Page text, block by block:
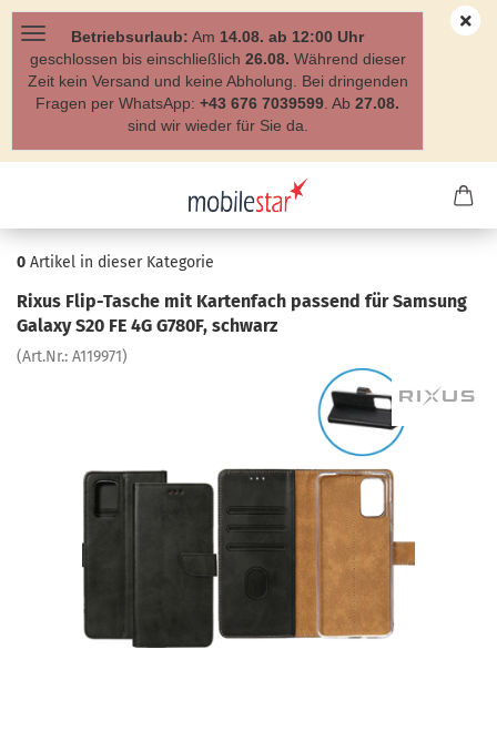
Betriebsurlaub: Am 14.08. ab 12:00 Uhr
geschlossen bis einschließlich 26.08. Während dieser
Zeit kein Versand und keine Abholung. Bei dringenden
Fragen per WhatsApp: +43 676 7039599 . Ab 27.08.
sind wir wieder für Sie da.
0 Artikel in dieser Kategorie
Rixus Flip-​Tasche mit Kar­ten­fach pas­send für Sam­sung
Ga­la­xy S20 FE 4G G780F, schwarz
(Art.Nr.: A119971)